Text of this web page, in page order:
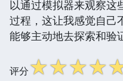
以通过模拟器来观察这
过程，这让我感觉自己
能够主动地去探索和验
评分☆☆☆☆